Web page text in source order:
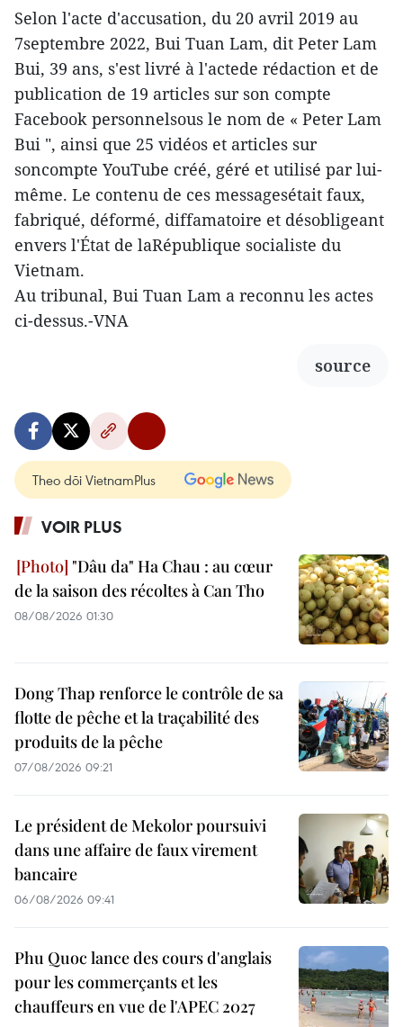
Selon l'acte d'accusation, du 20 avril 2019 au
7septembre 2022, Bui Tuan Lam, dit Peter Lam
Bui, 39 ans, s'est livré à l'actede rédaction et de
publication de 19 articles sur son compte
Facebook personnelsous le nom de « Peter Lam
Bui ", ainsi que 25 vidéos et articles sur
soncompte YouTube créé, géré et utilisé par lui-
même. Le contenu de ces messagesétait faux,
fabriqué, déformé, diffamatoire et désobligeant
envers l'État de laRépublique socialiste du
Vietnam.
Au tribunal, Bui Tuan Lam a reconnu les actes
ci-dessus.-VNA
source
Theo dõi VietnamPlus
VOIR PLUS
"Dâu da" Ha Chau : au cœur
de la saison des récoltes à Can Tho
08/08/2026 01:30
Dong Thap renforce le contrôle de sa
flotte de pêche et la traçabilité des
produits de la pêche
07/08/2026 09:21
Le président de Mekolor poursuivi
dans une affaire de faux virement
bancaire
06/08/2026 09:41
Phu Quoc lance des cours d'anglais
pour les commerçants et les
chauffeurs en vue de l'APEC 2027